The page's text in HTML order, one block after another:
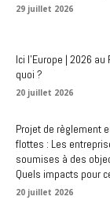
29 juillet 2026
Ici l’Europe | 2026
quoi ?
20 juillet 2026
Projet de règlement
flottes : Les
soumises à des
Quels impacts pour
20 juillet 2026